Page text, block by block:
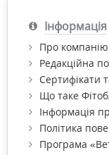
Інформація
Про компанію
Редакційна
Сертифікати
Що таке
Інформація
Політика
Програма